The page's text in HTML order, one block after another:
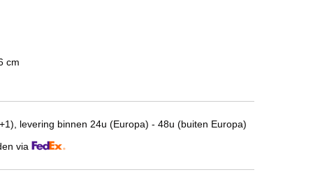
cm
levering binnen 24u (Europa) - 48u (buiten Europa)
via